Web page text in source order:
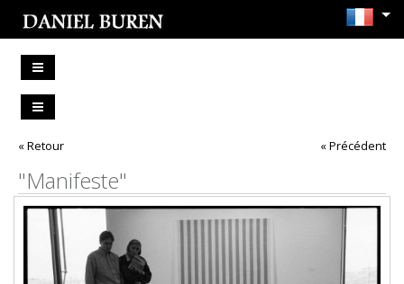
« Retour « Précédent
"Manifeste"